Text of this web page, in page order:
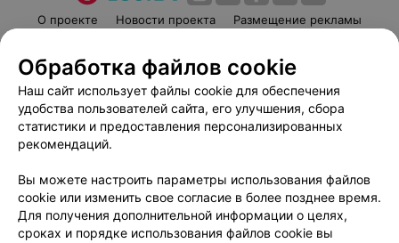
О проекте Новости проекта
Размещение рекламы
Пользовательское соглашение
Способы оплаты
Вакансии
Партнеры
Написать руководителю 103.by
Обработка персональных данных
Обработка файлов cookie
Наш сайт использует файлы cookie для обеспечения
удобства пользователей сайта, его улучшения, сбора
статистики и предоставления персонализированных
рекомендаций.
Вы можете настроить параметры использования файлов
cookie или изменить свое согласие в более позднее время.
Для получения дополнительной информации о целях,
сроках и порядке использования файлов cookie вы